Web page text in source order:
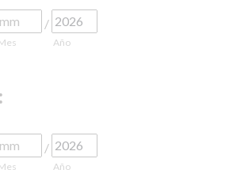
/
Año
Salida :
/
Año